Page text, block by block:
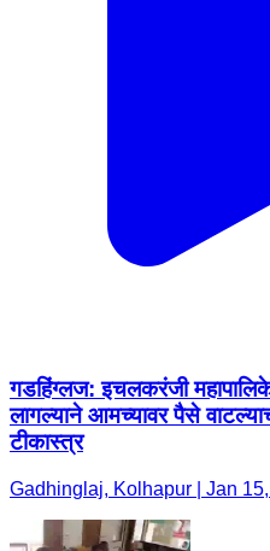
गडहिंग्लज: इचलकरंजी
लागल्याने आमच्यावर पैसे
टीकास्त्र
Gadhinglaj, Kolhapur | Jan